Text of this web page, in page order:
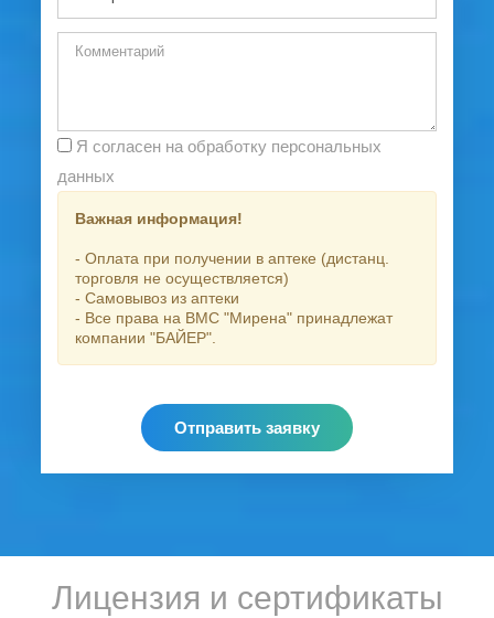
данных
Важная информация!
- Оплата при получении в аптеке (дистанц.
торговля не осуществляется)
- Самовывоз из аптеки
- Все права на ВМС "Мирена" принадлежат
компании "БАЙЕР".
Отправить заявку
Лицензия и сертификаты